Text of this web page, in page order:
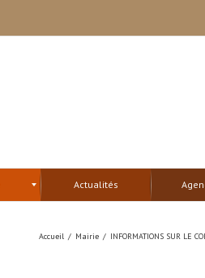
Actualités
Accueil / Mairie / INFORMATIONS SUR LE